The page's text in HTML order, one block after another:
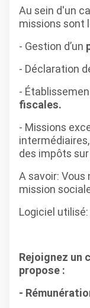
Au sein d'un
missions sont
- Gestion d’un
- Déclaration
-
fiscales.
- Missions
des impôts
A savoir: Vous
mission
Logiciel
Rejoignez un
propose :
-